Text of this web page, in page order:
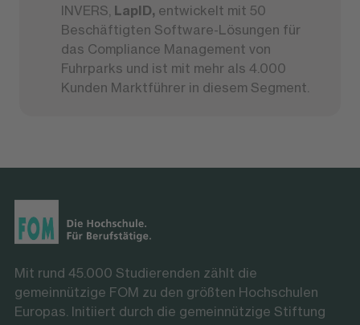
INVERS, LapID, entwickelt mit 50
Beschäftigten Software-Lösungen für
das Compliance Management von
Fuhrparks und ist mit mehr als 4.000
Kunden Marktführer in diesem Segment.
Mit rund 45.000 Studierenden zählt die
gemeinnützige FOM zu den größten Hochschulen
Europas. Initiiert durch die gemeinnützige Stiftung